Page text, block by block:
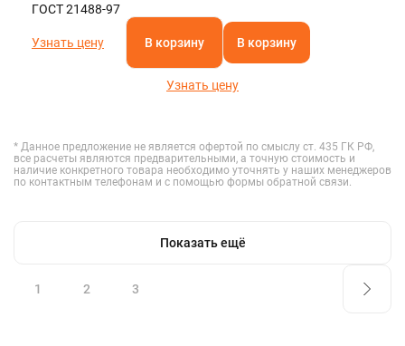
ГОСТ 21488-97
Узнать цену В корзину В корзину
Узнать цену
* Данное предложение не является офертой по смыслу ст. 435 ГК РФ,
все расчеты являются предварительными, а точную стоимость и
наличие конкретного товара необходимо уточнять у наших менеджеров
по контактным телефонам и с помощью формы обратной связи.
Показать ещё
1 2 3